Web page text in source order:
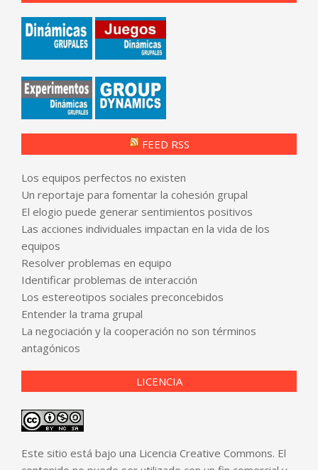
FEED RSS
Los equipos perfectos no existen
Un reportaje para fomentar la cohesión grupal
El elogio puede generar sentimientos positivos
Las acciones individuales impactan en la vida de los
equipos
Resolver problemas en equipo
Identificar problemas de interacción
Los estereotipos sociales preconcebidos
Entender la trama grupal
La negociación y la cooperación no son términos
antagónicos
LICENCIA
Este sitio está bajo una Licencia Creative Commons. El